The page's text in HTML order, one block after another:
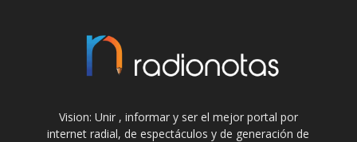
Vision: Unir , informar y ser el mejor portal por
internet radial, de espectáculos y de generación de